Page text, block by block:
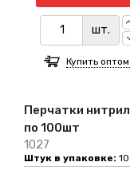
Перчатки
по 100шт
1027
Штук в упаковке: 10
шт.
Купить оптом